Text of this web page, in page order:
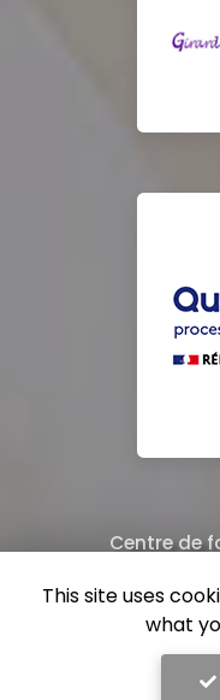
Centre de
This site uses
what